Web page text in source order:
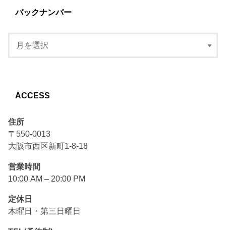
バックナンバー
ACCESS
住所
〒550-0013
大阪市西区新町1-8-18
営業時間
10:00 AM – 20:00 PM
定休日
木曜日・第三日曜日